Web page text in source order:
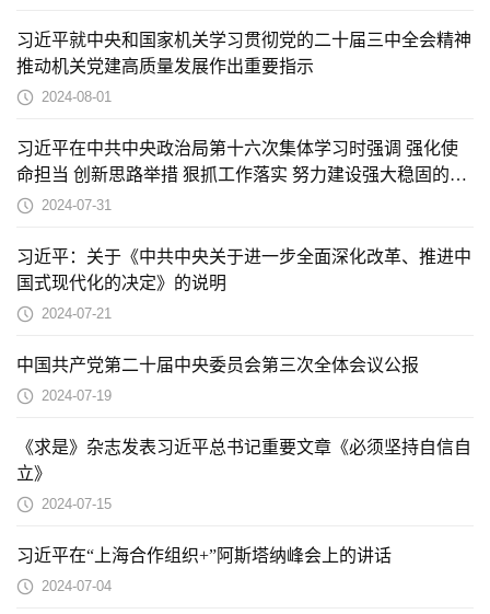
习近平就中央和国家机关学习贯彻党的二十届三中全会精神
推动机关党建高质量发展作出重要指示
2024-08-01
习近平在中共中央政治局第十六次集体学习时强调 强化使
命担当 创新思路举措 狠抓工作落实 努力建设强大稳固的现
代边海空防
2024-07-31
习近平：关于《中共中央关于进一步全面深化改革、推进中
国式现代化的决定》的说明
2024-07-21
中国共产党第二十届中央委员会第三次全体会议公报
2024-07-19
《求是》杂志发表习近平总书记重要文章《必须坚持自信自
立》
2024-07-15
习近平在“上海合作组织+”阿斯塔纳峰会上的讲话
2024-07-04